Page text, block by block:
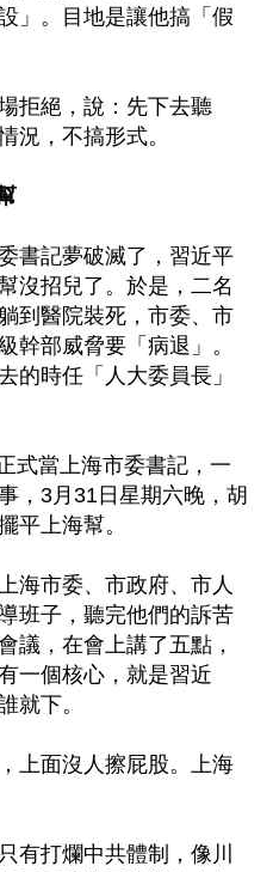
」。目地是讓他搞「假
拒絕，說：先下去聽
況，不搞形式。
書記夢破滅了，習近平
沒招兒了。於是，二名
到醫院裝死，市委、市
幹部威脅要「病退」。
的時任「人大委員長」
式當上海市委書記，一
，3月31日星期六晚，胡
平上海幫。
海市委、市政府、市人
班子，聽完他們的訴苦
議，在會上講了五點，
一個核心，就是習近
就下。
上面沒人擦屁股。上海
有打爛中共體制，像川